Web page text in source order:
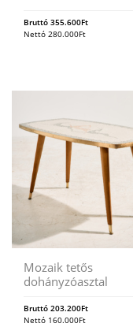
Bruttó 355.600Ft
Nettó 280.000Ft
Mozaik tetős
dohányzóasztal
Bruttó 203.200Ft
Nettó 160.000Ft